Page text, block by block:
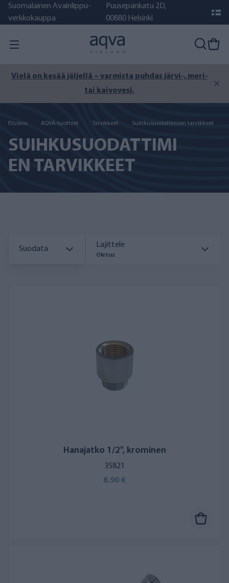
Suomalainen Avainlippu-
verkkokauppa
Puusepänkatu 2D,
00880 Helsinki
Vielä on kesää jäljellä – varmista puhdas järvi-, meri-
tai kaivovesi.
Etusivu AQVA-tuotteet Tarvikkeet Suihkusuodattimien tarvikkeet
SUIHKUSUODATTIMI
EN TARVIKKEET
Suodata Lajittele
Oletus
Hanajatko 1/2", krominen
35821
8,90 €